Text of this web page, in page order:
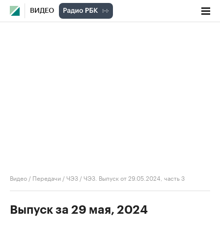
ВИДЕО
Видео / Передачи /ЧЭЗ /ЧЭЗ. Выпуск от 29.05.2024, часть 3
Выпуск за 29 мая, 2024